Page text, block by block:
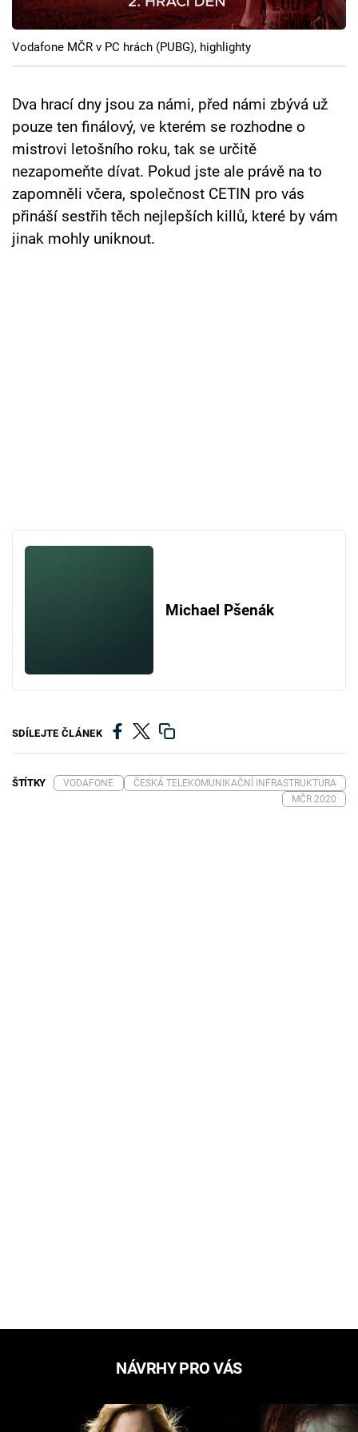
Cool Esport
Pořady
TV Program
Sledujte prima+
Přihlášení
Sledujte nás
Vodafone MČR v PC hrách (PUBG), highlighty
Dva hrací dny jsou za námi, před námi zbývá už
pouze ten finálový, ve kterém se rozhodne o
mistrovi letošního roku, tak se určitě
nezapomeňte dívat. Pokud jste ale právě na to
zapomněli včera, společnost CETIN pro vás
přináší sestřih těch nejlepších killů, které by vám
jinak mohly uniknout.
Michael Pšenák
SDÍLEJTE ČLÁNEK
ŠTÍTKY VODAFONE
ČESKÁ TELEKOMUNIKAČNÍ INFRASTRUKTURA
MČR 2020
NÁVRHY PRO VÁS